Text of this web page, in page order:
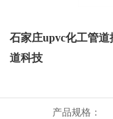
石家庄upvc化工管
道科技
产品规格：